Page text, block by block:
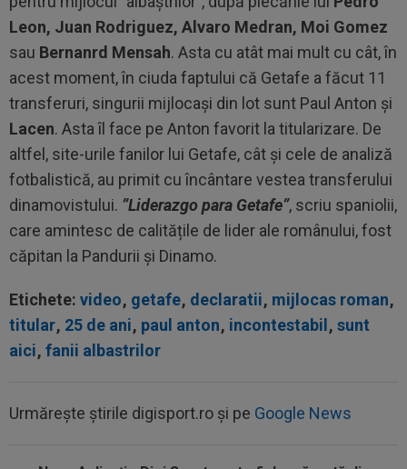
Leon, Juan Rodriguez, Alvaro Medran, Moi Gomez
sau Bernanrd Mensah. Asta cu atât mai mult cu cât, în
acest moment, în ciuda faptului că Getafe a făcut 11
transferuri, singurii mijlocași din lot sunt Paul Anton și
Lacen. Asta îl face pe Anton favorit la titularizare. De
altfel, site-urile fanilor lui Getafe, cât și cele de analiză
fotbalistică, au primit cu încântare vestea transferului
dinamovistului. ”Liderazgo para Getafe”, scriu spaniolii,
care amintesc de calitățile de lider ale românului, fost
căpitan la Pandurii și Dinamo.
Etichete: video, getafe, declaratii, mijlocas roman,
titular, 25 de ani, paul anton, incontestabil, sunt
aici, fanii albastrilor
Urmărește știrile digisport.ro și pe Google News